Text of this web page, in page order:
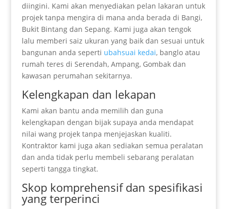
diingini. Kami akan menyediakan pelan lakaran untuk
projek tanpa mengira di mana anda berada di Bangi,
Bukit Bintang dan Sepang. Kami juga akan tengok
lalu memberi saiz ukuran yang baik dan sesuai untuk
bangunan anda seperti ubahsuai kedai, banglo atau
rumah teres di Serendah, Ampang, Gombak dan
kawasan perumahan sekitarnya.
Kelengkapan dan lekapan
Kami akan bantu anda memilih dan guna
kelengkapan dengan bijak supaya anda mendapat
nilai wang projek tanpa menjejaskan kualiti.
Kontraktor kami juga akan sediakan semua peralatan
dan anda tidak perlu membeli sebarang peralatan
seperti tangga tingkat.
Skop komprehensif dan spesifikasi
yang terperinci